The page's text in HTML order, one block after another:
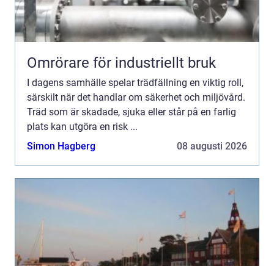
Omrörare för industriellt bruk
I dagens samhälle spelar trädfällning en viktig roll,
särskilt när det handlar om säkerhet och miljövård.
Träd som är skadade, sjuka eller står på en farlig
plats kan utgöra en risk ...
Simon Hagberg
08 augusti 2026